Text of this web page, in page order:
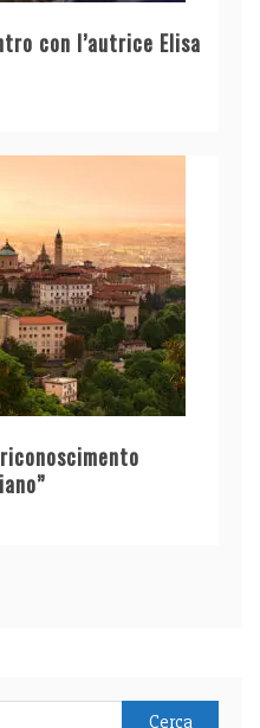
con l’autrice Elisa